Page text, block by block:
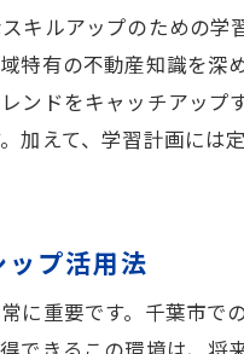
キルアップのための
特有の不動産知識を
ンドをキャッチアッ
加えて、学習計画に
プ活用法
に重要です。千葉市